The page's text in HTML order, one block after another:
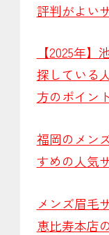
評判がよい
【2025年
探している
方のポイン
福岡のメン
すめの人気
メンズ眉毛
恵比寿本店